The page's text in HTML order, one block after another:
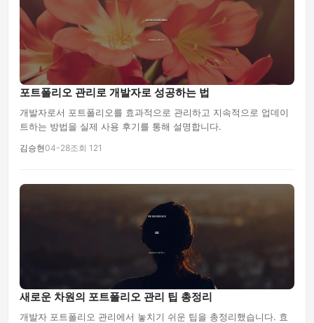
포트폴리오 관리로 개발자로 성공하는 법
개발자로서 포트폴리오를 효과적으로 관리하고 지속적으로 업데이
트하는 방법을 실제 사용 후기를 통해 설명합니다.
김승현04-28조회 121
새로운 차원의 포트폴리오 관리 팁 총정리
개발자 포트폴리오 관리에서 놓치기 쉬운 팁을 총정리했습니다. 효